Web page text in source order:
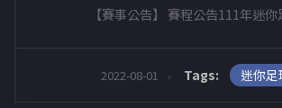
【賽事公告】 賽程公告111年迷
2022-08-01 Tags: 迷你足